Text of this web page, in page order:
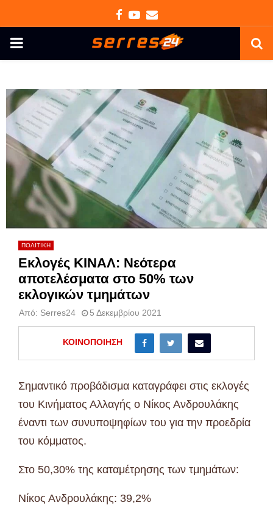
Facebook
Youtube
Email
PRIMARY
ΠΟΛΙΤΙΚΗ
Εκλογές ΚΙΝΑΛ: Νεότερα
αποτελέσματα στο 50% των
εκλογικών τμημάτων
Από: Serres24 5 Δεκεμβρίου 2021
ΚΟΙΝΟΠΟΊΗΣΗ
Σημαντικό προβάδισμα καταγράφει στις εκλογές
του Κινήματος Αλλαγής ο Νίκος Ανδρουλάκης
έναντι των συνυποψηφίων του για την προεδρία
του κόμματος.
Στο 50,30% της καταμέτρησης των τμημάτων:
Νίκος Ανδρουλάκης: 39,2%